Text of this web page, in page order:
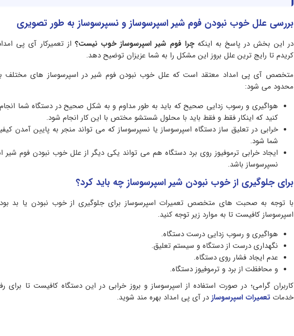
بررسی علل خوب نبودن فوم شیر اسپرسوساز و نسپرسوساز به طور تصویری
در این بخش در پاسخ به اینکهچرا فوم شیر اسپرسوساز خوب نیست؟ از تعمیرکار آی پی
کریدم تا رایج ترین علل بروز این مشکل را به شما عزیزان توضیح دهد.
متخصص آی پی امداد معتقد است که علل خوب نبودن فوم شیر در اسپرسوساز های مختلف
محدود می شود:
هواگیری و رسوب زدایی صحیح که باید به طور مداوم و به شکل صحیح در دستگاه شما
کنید که اینکار فقط و فقط باید با محلول شستشو مختص با این کار انجام شود.
خرابی در تعلیق ساز دستگاه اسپرسوساز یا نسپرسوساز که می تواند منجر به پایین آمدن
شما شود.
ایجاد خرابی ترموفیوز روی برد دستگاه هم می تواند یکی دیگر از علل خوب نبودن فوم شیر
نسپرسوساز باشد.
برای جلوگیری از خوب نبودن شیر اسپرسوساز چه باید کرد؟
با توجه به صحبت های متخصص تعمیرات اسپرسوساز برای جلوگیری از خوب نبودن یا بد
اسپرسوساز کافیست تا به موارد زیر توجه کنید.
هواگیری و رسوب زدایی درست دستگاه.
نگهداری درست از دستگاه و سیستم تعلیق.
عدم ایجاد فشار روی دستگاه.
و محافظت از برد و ترموفیوز دستگاه.
کاربران گرامی؛ در صورت استفاده از اسپرسوساز و بروز خرابی در این دستگاه کافیست تا برای
خدماتتعمیرات اسپرسوساز در آی پی امداد بهره مند شوید.